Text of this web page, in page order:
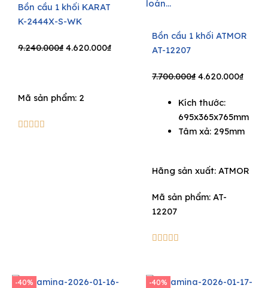
Bồn cầu 1 khối KARAT
K-2444X-S-WK
9.240.000₫ Original
9.240.000₫.
4.620.000₫Current
Mã sản phẩm: 2
    
Bồn cầu 1 khối ATMOR
AT-12207
7.700.000₫ Original
was:
7.700.000₫.
4.620.000₫
Kích thước:
695x365x765mm
Tâm xả: 295mm
Hãng sản xuất: ATMOR
Mã sản phẩm: AT-
12207
    
-40% -40%